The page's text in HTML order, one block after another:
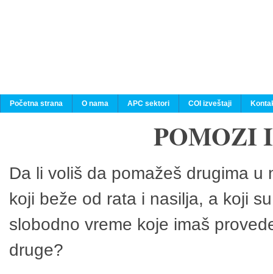
Početna strana O nama APC sektori COI izveštaji
POMOZI
Da li voliš da pomažeš drugima
koji beže od rata i nasilja, a koji
slobodno vreme koje imaš
druge?